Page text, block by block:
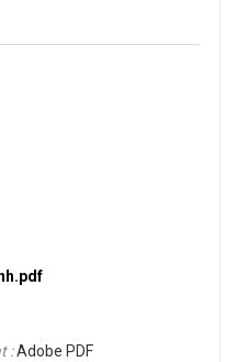
:Adobe PDF